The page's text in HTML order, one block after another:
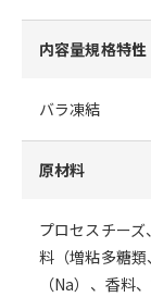
内容量規格特性
バラ凍結
原材料
プロセスチー
料（増粘多糖
（Na）、香料